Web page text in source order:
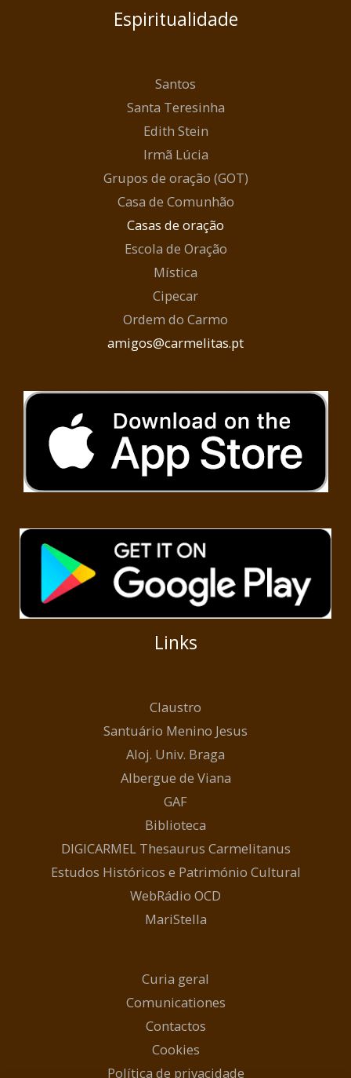
Espiritualidade
Santos
Santa Teresinha
Edith Stein
Irmã Lúcia
Grupos de oração (GOT)
Casa de Comunhão
Casas de oração
Escola de Oração
Mística
Cipecar
Ordem do Carmo
amigos@carmelitas.pt
Links
Claustro
Santuário Menino Jesus
Aloj. Univ. Braga
Albergue de Viana
GAF
Biblioteca
DIGICARMEL Thesaurus Carmelitanus
Estudos Históricos e Património Cultural
WebRádio OCD
MariStella
Curia geral
Comunicationes
Contactos
Cookies
Política de privacidade